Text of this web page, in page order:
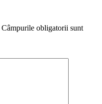
Câmpurile obligatorii sunt